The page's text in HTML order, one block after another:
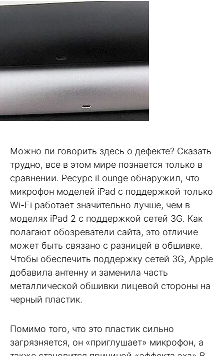
Можно ли говорить здесь о дефекте? Сказать
трудно, все в этом мире познается только в
сравнении. Ресурс iLounge обнаружил, что
микрофон моделей iPad c поддержкой только
Wi-Fi работает значительно лучше, чем в
моделях iPad 2 c поддержкой сетей 3G. Как
полагают обозреватели сайта, это отличие
может быть связано с разницей в обшивке.
Чтобы обеспечить поддержку сетей 3G, Apple
добавила антенну и заменила часть
металлической обшивки лицевой стороны на
черный пластик.
Помимо того, что это пластик сильно
загрязняется, он «приглушает» микрофон, а